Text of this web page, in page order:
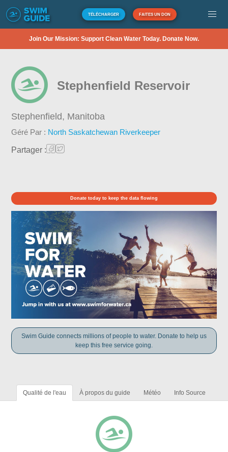
TÉLÉCHARGER FAITES UN DON
Join Our Mission: Support Clean Water Today. Donate Now.
Stephenfield Reservoir
Stephenfield, Manitoba
Géré Par : North Saskatchewan Riverkeeper
Partager :
Donate today to keep the data flowing
Swim Guide connects millions of people to water. Donate to help us
keep this free service going.
Qualité de l'eau À propos du guide Météo Info Source